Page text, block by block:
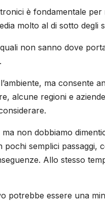
è fondamentale per
molto al di sotto degli
non sanno dove
ma consente
alcune regioni e
non dobbiamo
semplici passaggi,
Allo stesso
potrebbe essere una